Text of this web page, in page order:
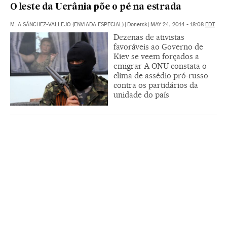
O leste da Ucrânia põe o pé na estrada
M. A SÁNCHEZ-VALLEJO (ENVIADA ESPECIAL) | Donetsk | MAY 24, 2014 - 18:08 EDT
Dezenas de ativistas
favoráveis ao Governo de
Kiev se veem forçados a
emigrar A ONU constata o
clima de assédio pró-russo
contra os partidários da
unidade do país